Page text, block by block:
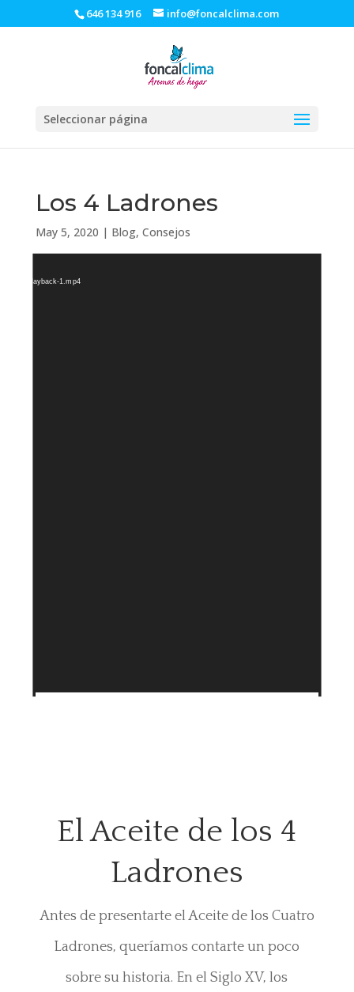
646 134 916 info@foncalclima.com
Seleccionar página
Los 4 Ladrones
May 5, 2020 | Blog, Consejos
de
videoplayback-1.mp4
El Aceite de los 4
Ladrones
Antes de presentarte el Aceite de los Cuatro
Ladrones, queríamos contarte un poco
sobre su historia. En el Siglo XV, los